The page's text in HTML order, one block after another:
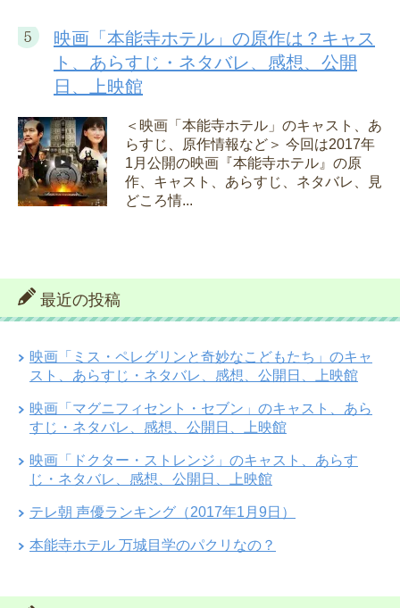
映画「本能寺ホテル」の原作は？キャス
ト、あらすじ・ネタバレ、感想、公開
日、上映館
＜映画「本能寺ホテル」のキャスト、あ
らすじ、原作情報など＞ 今回は2017年
1月公開の映画『本能寺ホテル』の原
作、キャスト、あらすじ、ネタバレ、見
どころ情...
最近の投稿
映画「ミス・ペレグリンと奇妙なこどもたち」のキャ
スト、あらすじ・ネタバレ、感想、公開日、上映館
映画「マグニフィセント・セブン」のキャスト、あら
すじ・ネタバレ、感想、公開日、上映館
映画「ドクター・ストレンジ」のキャスト、あらす
じ・ネタバレ、感想、公開日、上映館
テレ朝 声優ランキング（2017年1月9日）
本能寺ホテル 万城目学のパクリなの？